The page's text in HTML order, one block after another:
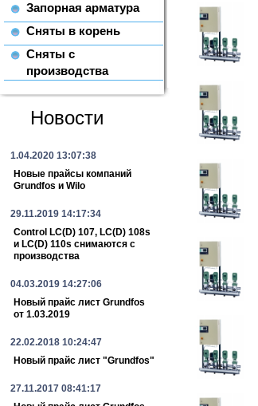
Запорная арматура
Сняты в корень
Сняты с
производства
Новости
1.04.2020 13:07:38
Новые прайсы компаний
Grundfos и Wilo
29.11.2019 14:17:34
Control LC(D) 107, LC(D) 108s
и LC(D) 110s снимаются с
производства
04.03.2019 14:27:06
Новый прайс лист Grundfos
от 1.03.2019
22.02.2018 10:24:47
Новый прайс лист "Grundfos"
27.11.2017 08:41:17